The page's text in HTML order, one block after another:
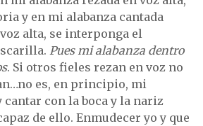
y en mi alabanza cantada
alta, se interponga el
Pues mi alabanza dentro
. Si otros fieles rezan en voz no
es, en principio, mi
cantar con la boca y la nariz
de ello. Enmudecer yo y que